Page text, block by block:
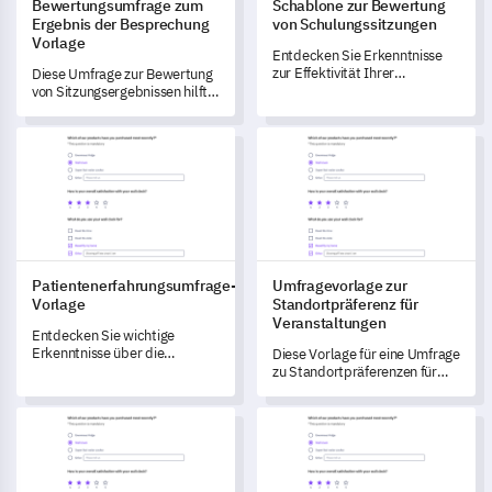
Bewertungsumfrage zum
Ergebnis der Besprechung
Vorlage
Diese Umfrage zur Bewertung
von Sitzungsergebnissen hilft
Sitzungselemente zu
bewerten und deren
Wirksamkeit zu verstehen.
Schablone zur Bewertung
von Schulungssitzungen
Entdecken Sie Erkenntnisse
zur Effektivität Ihrer
Evaluationsvorlage.
Patientenerfahrungsumfrage-Vorlage
Patientenerfahrungsumfrage-
Vorlage
Entdecken Sie wichtige
Erkenntnisse über die
die direkt auf ihren
Gesundheitsweg eingeht.
Umfragevorlage zur
Umfragevorlage zur
Standortpräferenz für
Veranstaltungen
Diese Vorlage für eine Umfrage
zu Standortpräferenzen für
Ihnen, wichtige Daten zu den
Standortpräferenzen der
Veranstaltungsteilnehmer zu
erfassen und zukünftige
Veranstaltungen effektiv zu
Vorlage für eine Umfrage zur Analyse derAstrologie Umfrage Vorlage